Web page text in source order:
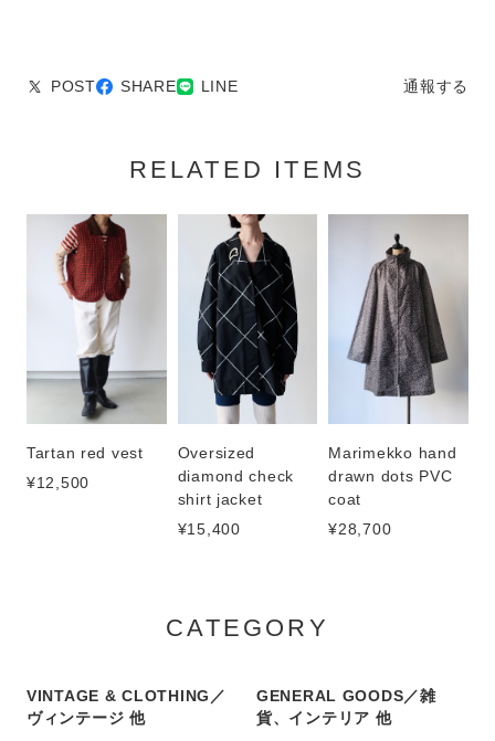
POST SHARE LINE 通報する
RELATED ITEMS
Tartan red vest
¥12,500
Oversized
diamond check
shirt jacket
¥15,400
Marimekko hand
drawn dots PVC
coat
¥28,700
CATEGORY
VINTAGE & CLOTHING／
ヴィンテージ 他
GENERAL GOODS／雑
貨、インテリア 他